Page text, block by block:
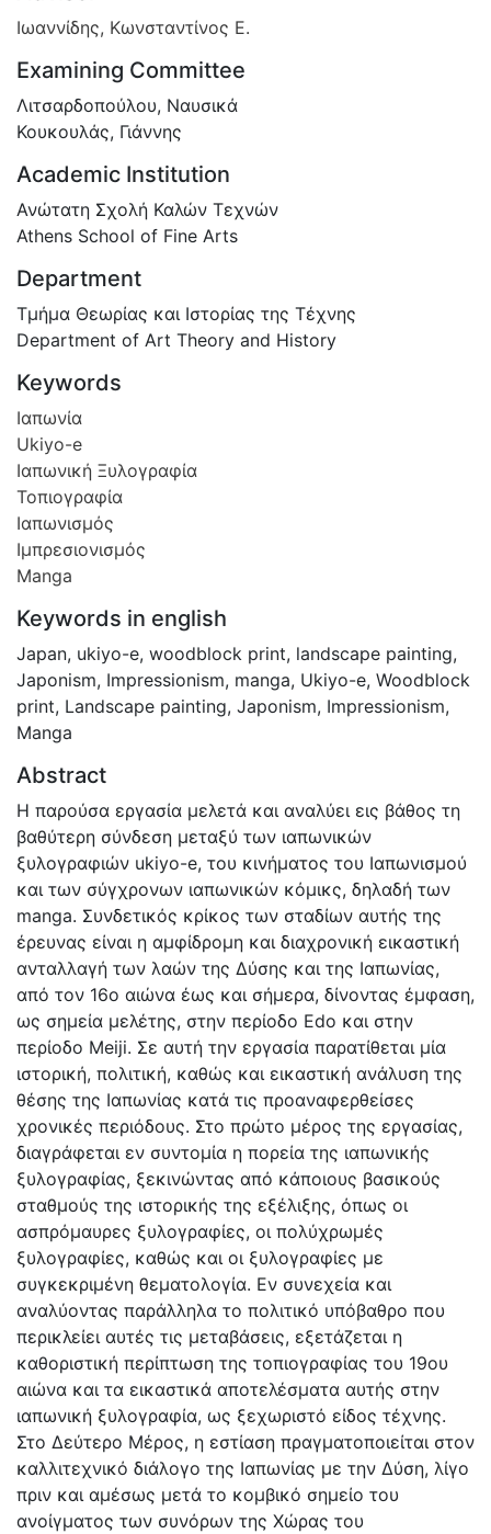
Ιωαννίδης, Κωνσταντίνος Ε.
Examining Committee
Λιτσαρδοπούλου, Ναυσικά
Κουκουλάς, Γιάννης
Academic Institution
Ανώτατη Σχολή Καλών Τεχνών
Athens School of Fine Arts
Department
Τμήμα Θεωρίας και Ιστορίας της Τέχνης
Department of Art Theory and History
Keywords
Ιαπωνία
Ukiyo-e
Ιαπωνική Ξυλογραφία
Τοπιογραφία
Ιαπωνισμός
Ιμπρεσιονισμός
Manga
Keywords in english
Japan, ukiyo-e, woodblock print, landscape painting,
Japonism, Impressionism, manga, Ukiyo-e, Woodblock
print, Landscape painting, Japonism, Impressionism,
Manga
Abstract
Η παρούσα εργασία μελετά και αναλύει εις βάθος τη
βαθύτερη σύνδεση μεταξύ των ιαπωνικών
ξυλογραφιών ukiyo-e, του κινήματος του Ιαπωνισμού
και των σύγχρονων ιαπωνικών κόμικς, δηλαδή των
manga. Συνδετικός κρίκος των σταδίων αυτής της
έρευνας είναι η αμφίδρομη και διαχρονική εικαστική
ανταλλαγή των λαών της Δύσης και της Ιαπωνίας,
από τον 16ο αιώνα έως και σήμερα, δίνοντας έμφαση,
ως σημεία μελέτης, στην περίοδο Edo και στην
περίοδο Meiji. Σε αυτή την εργασία παρατίθεται μία
ιστορική, πολιτική, καθώς και εικαστική ανάλυση της
θέσης της Ιαπωνίας κατά τις προαναφερθείσες
χρονικές περιόδους. Στο πρώτο μέρος της εργασίας,
διαγράφεται εν συντομία η πορεία της ιαπωνικής
ξυλογραφίας, ξεκινώντας από κάποιους βασικούς
σταθμούς της ιστορικής της εξέλιξης, όπως οι
ασπρόμαυρες ξυλογραφίες, οι πολύχρωμές
ξυλογραφίες, καθώς και οι ξυλογραφίες με
συγκεκριμένη θεματολογία. Εν συνεχεία και
αναλύοντας παράλληλα το πολιτικό υπόβαθρο που
περικλείει αυτές τις μεταβάσεις, εξετάζεται η
καθοριστική περίπτωση της τοπιογραφίας του 19ου
αιώνα και τα εικαστικά αποτελέσματα αυτής στην
ιαπωνική ξυλογραφία, ως ξεχωριστό είδος τέχνης.
Στο Δεύτερο Μέρος, η εστίαση πραγματοποιείται στον
καλλιτεχνικό διάλογο της Ιαπωνίας με την Δύση, λίγο
πριν και αμέσως μετά το κομβικό σημείο του
ανοίγματος των συνόρων της Χώρας του